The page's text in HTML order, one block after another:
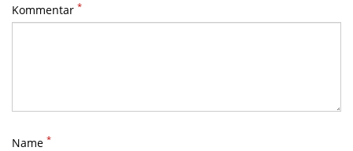
Kommentar *
Name *